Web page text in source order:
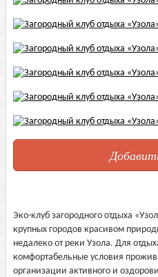
Эко-клуб загородного отдыха
крупных городов красивом
недалеко от реки Узола. Для
комфортабельные условия
организации активного и